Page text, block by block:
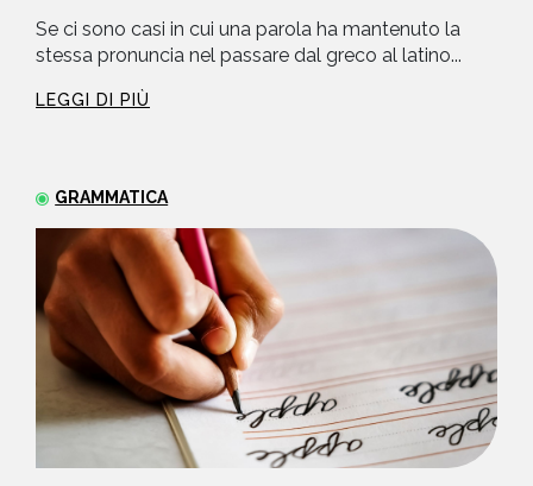
Se ci sono casi in cui una parola ha mantenuto la
stessa pronuncia nel passare dal greco al latino...
LEGGI DI PIÙ
GRAMMATICA